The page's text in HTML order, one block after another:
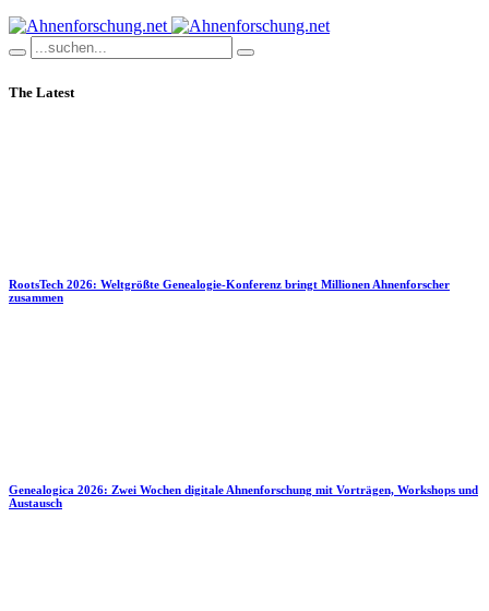
The Latest
RootsTech 2026: Weltgrößte Genealogie-Konferenz bringt Millionen Ahnenforscher
zusammen
Genealogica 2026: Zwei Wochen digitale Ahnenforschung mit Vorträgen, Workshops und
Austausch